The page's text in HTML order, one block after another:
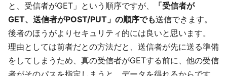
と、受信者がGET」という順序ですが、
「受信者が
GET、送信者がPOST/PUT」の順序でも送信できます。
後者のほうがよりセキュリティ的には良いと思います。
理由としては前者だとの方法だと、送信者が先に送る準備
をしてしまうため、真の受信者がGETする前に、他の受信